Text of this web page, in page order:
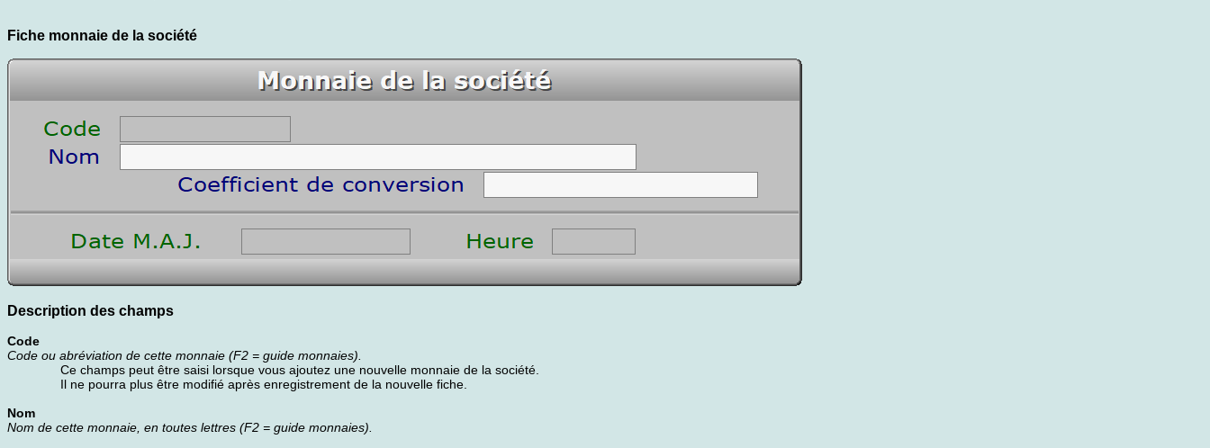
Fiche monnaie de la société
Description des champs
Code
Code ou abréviation de cette monnaie (F2 = guide monnaies).
Ce champs peut être saisi lorsque vous ajoutez une nouvelle monnaie de la société.
Il ne pourra plus être modifié après enregistrement de la nouvelle fiche.
Nom
Nom de cette monnaie, en toutes lettres (F2 = guide monnaies).